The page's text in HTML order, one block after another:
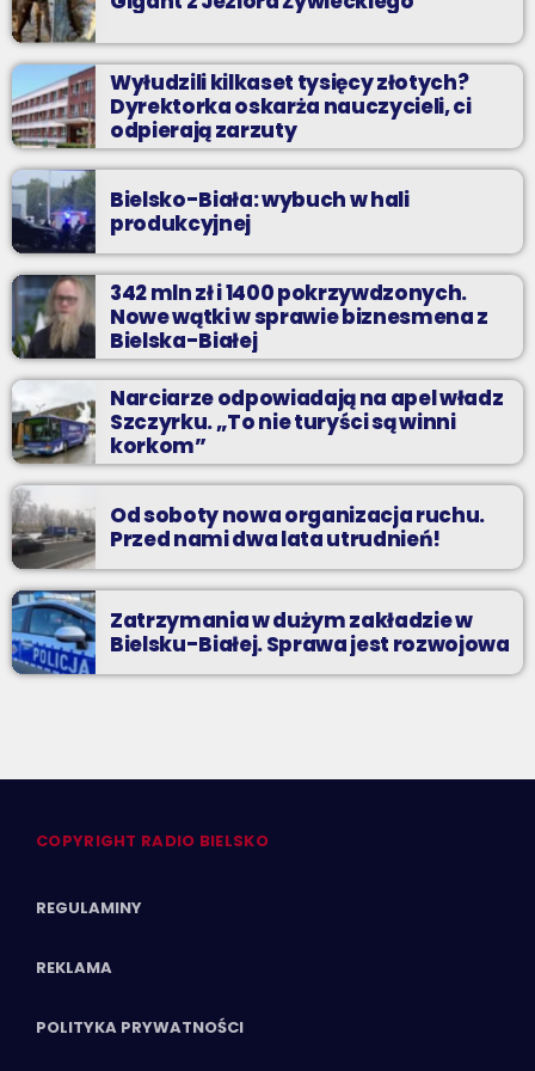
Wyłudzili kilkaset tysięcy złotych?
Dyrektorka oskarża nauczycieli, ci
odpierają zarzuty
Bielsko-Biała: wybuch w hali
produkcyjnej
342 mln zł i 1400 pokrzywdzonych.
Nowe wątki w sprawie biznesmena z
Bielska-Białej
Narciarze odpowiadają na apel władz
Szczyrku. „To nie turyści są winni
korkom”
Od soboty nowa organizacja ruchu.
Przed nami dwa lata utrudnień!
Zatrzymania w dużym zakładzie w
Bielsku-Białej. Sprawa jest rozwojowa
COPYRIGHT RADIO BIELSKO
REGULAMINY
REKLAMA
POLITYKA PRYWATNOŚCI